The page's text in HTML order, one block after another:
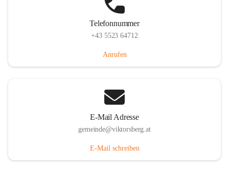
Telefonnummer
+43 5523 64712
Anrufen
E-Mail Adresse
gemeinde@viktorsberg.at
E-Mail schreiben